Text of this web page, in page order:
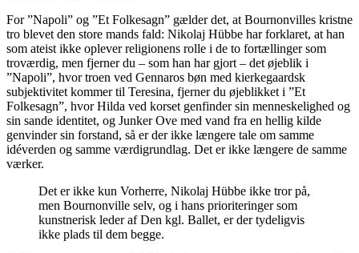
For ”Napoli” og ”Et Folkesagn” gælder det, at Bournonvilles kristne
tro blevet den store mands fald: Nikolaj Hübbe har forklaret, at han
som ateist ikke oplever religionens rolle i de to fortællinger som
troværdig, men fjerner du – som han har gjort – det øjeblik i
”Napoli”, hvor troen ved Gennaros bøn med kierkegaardsk
subjektivitet kommer til Teresina, fjerner du øjeblikket i ”Et
Folkesagn”, hvor Hilda ved korset genfinder sin menneskelighed og
sin sande identitet, og Junker Ove med vand fra en hellig kilde
genvinder sin forstand, så er der ikke længere tale om samme
idéverden og samme værdigrundlag. Det er ikke længere de samme
værker.
Det er ikke kun Vorherre, Nikolaj Hübbe ikke tror på,
men Bournonville selv, og i hans prioriteringer som
kunstnerisk leder af Den kgl. Ballet, er der tydeligvis
ikke plads til dem begge.